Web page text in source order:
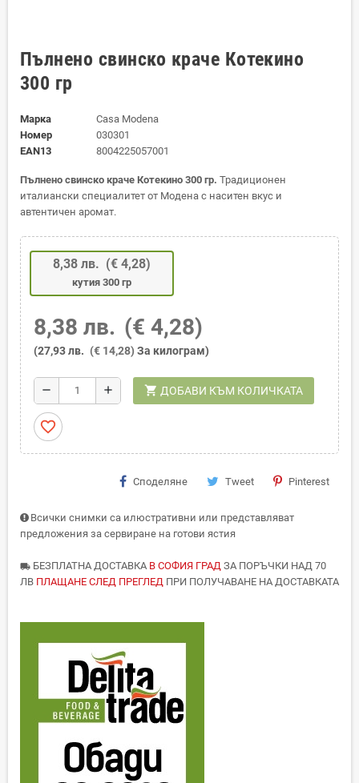
Пълнено свинско краче Котекино
300 гр
Марка
Casa Modena
Номер
030301
EAN13
8004225057001
Пълнено свинско краче Котекино 300 гр. Традиционен
италиански специалитет от Модена с наситен вкус и
автентичен аромат.
8,38 лв. (€ 4,28)
кутия 300 гр
8,38 лв. (€ 4,28)
(27,93 лв. (€ 14,28) За килограм)
remove add shopping_cart ДОБАВИ КЪМ КОЛИЧКАТА
favorite_border
Споделяне Tweet Pinterest
Всички снимки са илюстративни или представляват
предложения за сервиране на готови ястия
local_shipping БЕЗПЛАТНА ДОСТАВКА В СОФИЯ ГРАД ЗА ПОРЪЧКИ НАД 70
ЛВ ПЛАЩАНЕ СЛЕД ПРЕГЛЕД ПРИ ПОЛУЧАВАНЕ НА ДОСТАВКАТА